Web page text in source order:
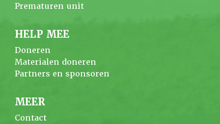
Prematuren unit
HELP MEE
Doneren
Materialen doneren
Partners en sponsoren
MEER
Contact